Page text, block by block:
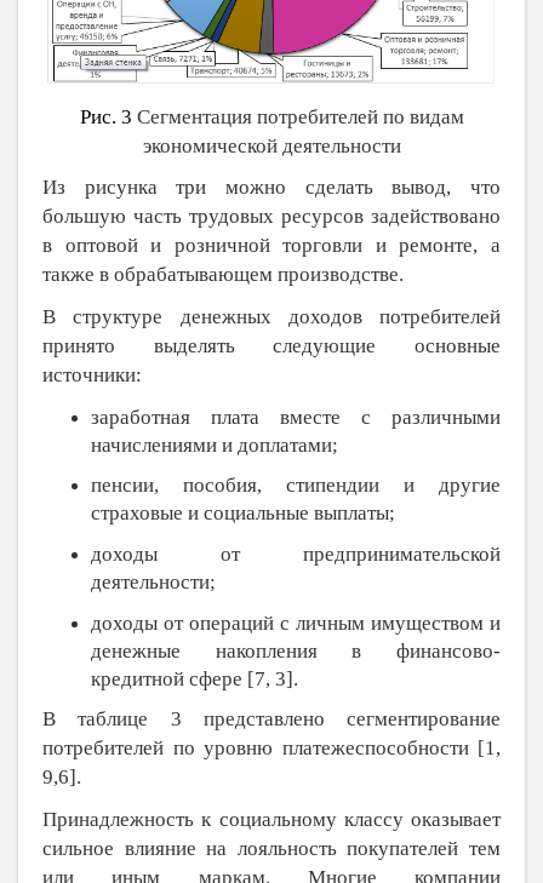
Рис. 3 Сегментация потребителей по видам
экономической деятельности
Из рисунка три можно сделать вывод, что
большую часть трудовых ресурсов задействовано
в оптовой и розничной торговли и ремонте, а
также в обрабатывающем производстве.
В структуре денежных доходов потребителей
принято выделять следующие основные
источники:
заработная плата вместе с различными
начислениями и доплатами;
пенсии, пособия, стипендии и другие
страховые и социальные выплаты;
доходы от предпринимательской
деятельности;
доходы от операций с личным имуществом и
денежные накопления в финансово-
кредитной сфере [7, 3].
В таблице 3 представлено сегментирование
потребителей по уровню платежеспособности [1,
9,6].
Принадлежность к социальному классу оказывает
сильное влияние на лояльность покупателей тем
или иным маркам. Многие компании